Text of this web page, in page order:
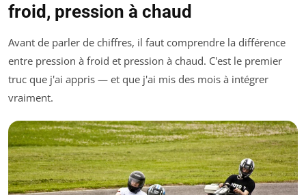
froid, pression à chaud
Avant de parler de chiffres, il faut comprendre la différence
entre pression à froid et pression à chaud. C'est le premier
truc que j'ai appris — et que j'ai mis des mois à intégrer
vraiment.